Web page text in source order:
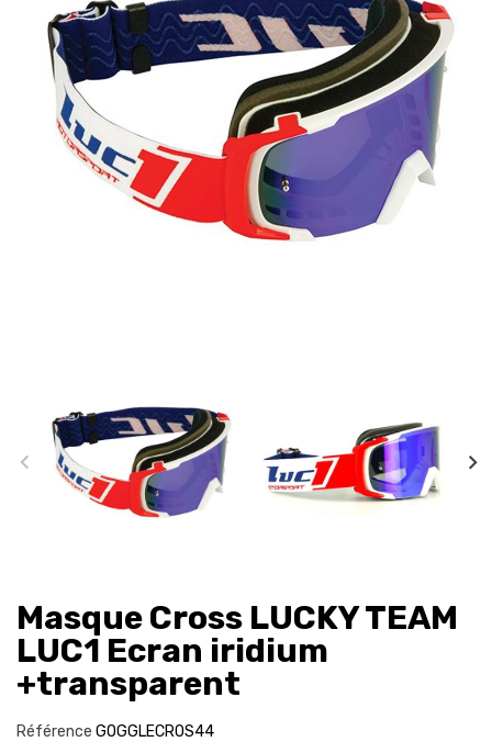
Masque Cross LUCKY TEAM
LUC1 Ecran iridium
+transparent
Référence GOGGLECROS44